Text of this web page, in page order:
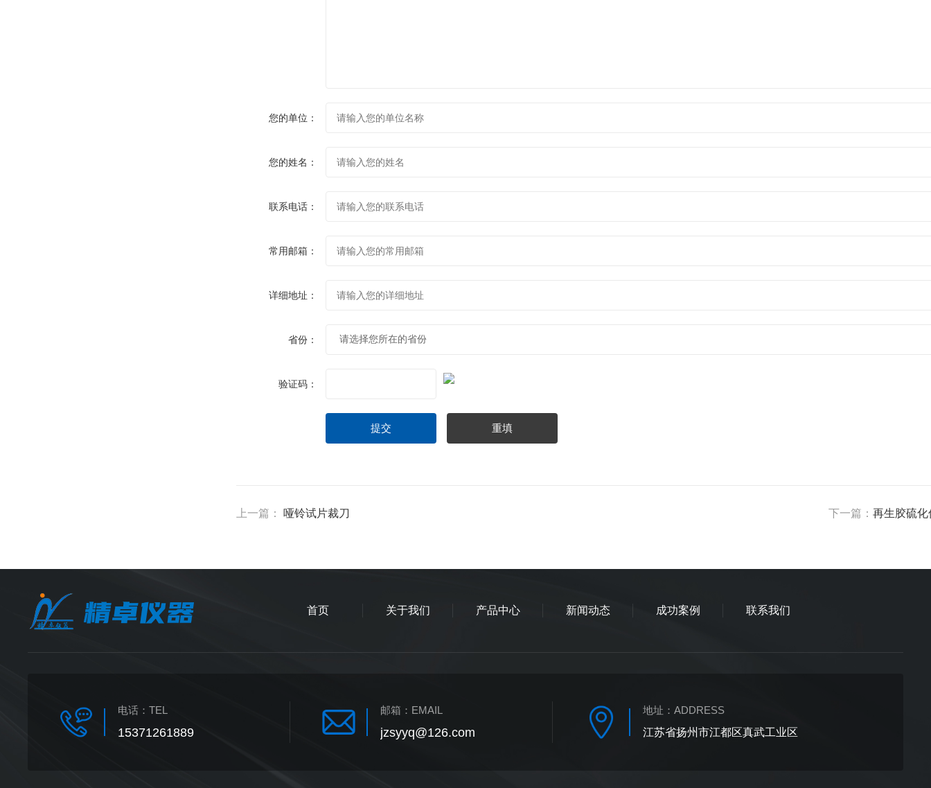
您的单位：
您的姓名：
联系电话：
常用邮箱：
详细地址：
省份：
验证码：
上一篇： 哑铃试片裁刀 下一篇： 再生胶硫
首页 关于我们 产品中心 新闻动态 成功案例 联系我们
电话：TEL
15371261889
邮箱： EMAIL
jzsyyq@126.com
地址：ADDRESS
江苏省扬州市江都区真武工业区